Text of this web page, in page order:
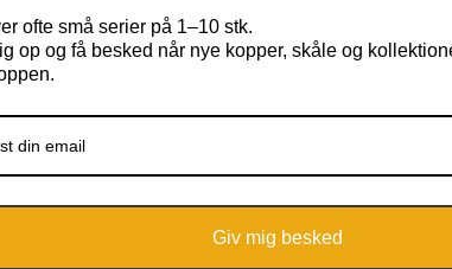
ofte små serier på 1–10 stk.
op og få besked når nye kopper, skåle og
Giv mig besked